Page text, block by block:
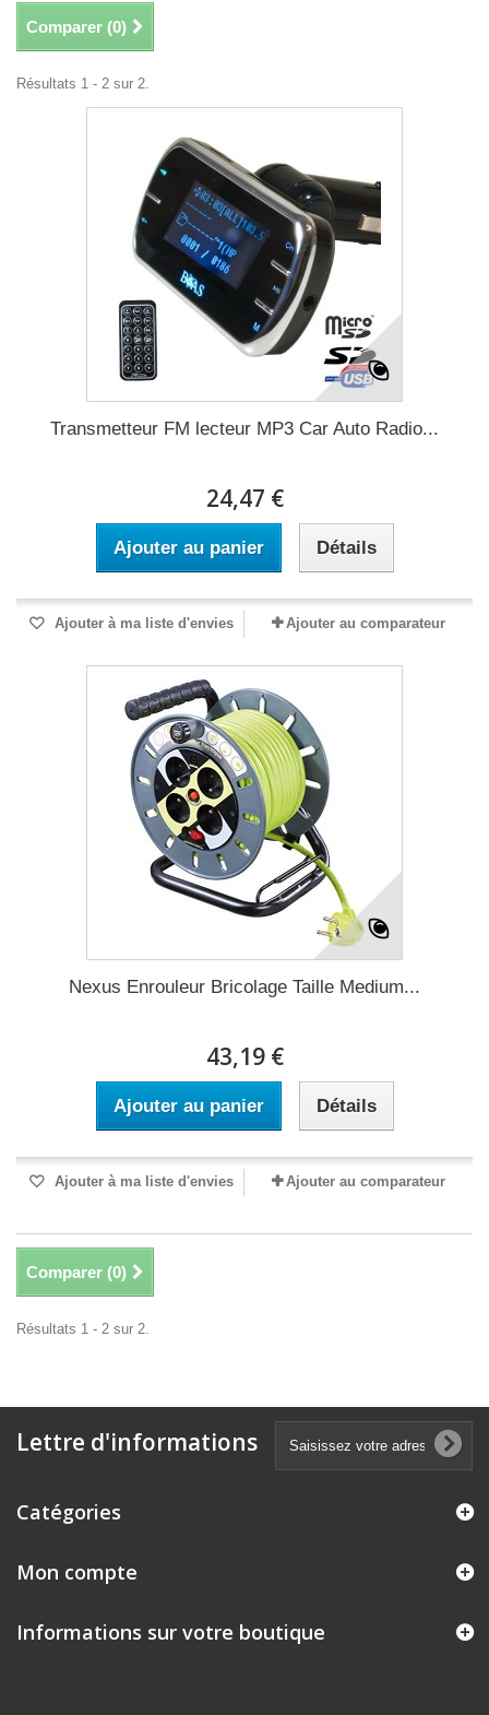
Comparer (0)
Résultats 1 - 2 sur 2.
Transmetteur FM lecteur MP3 Car Auto Radio...
24,47 €
Ajouter au panier Détails
Ajouter à ma liste d'envies Ajouter au comparateur
Nexus Enrouleur Bricolage Taille Medium...
43,19 €
Ajouter au panier Détails
Ajouter à ma liste d'envies Ajouter au comparateur
Comparer (0)
Résultats 1 - 2 sur 2.
Lettre d'informations
Catégories
Mon compte
Informations sur votre boutique